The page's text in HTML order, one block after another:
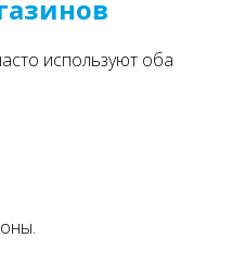
используют оба